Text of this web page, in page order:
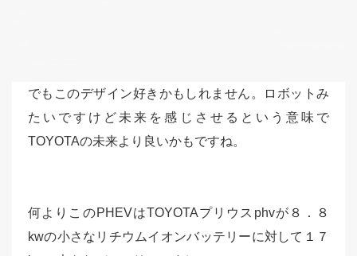
でもこのデザイン好きかもしれません。ロボットみ
たいですけど未来を感じさせるという意味で
TOYOTAの未来より良いかもですね。
何よりこのPHEVはTOYOTAプリウスphvが８．８
kwの小さなリチウムイオンバッテリーに対して１７